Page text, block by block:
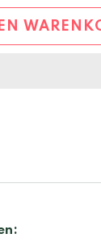
Medeus
Cannonau
di